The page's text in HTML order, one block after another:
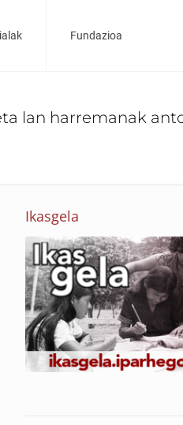
Fundazioa
lan harremanak
Ikasgela